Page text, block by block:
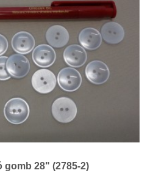
gomb 28" (2785-2)